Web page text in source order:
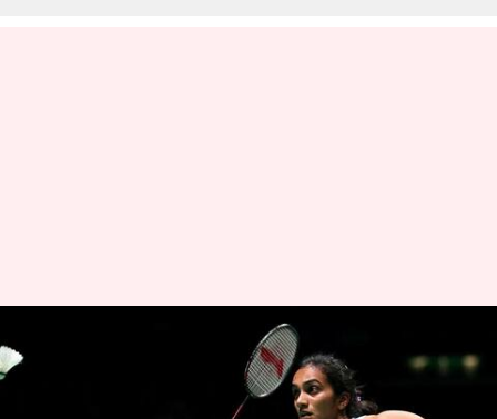
இந்திய வீரர்கள்
அதிர்ச்சித் தோல்வி!
சுதிர்மான் கோப்பையில்